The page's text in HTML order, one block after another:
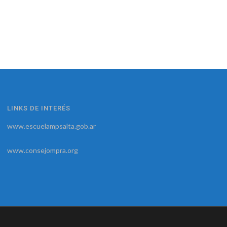
LINKS DE INTERÉS
www.escuelampsalta.gob.ar
www.consejompra.org